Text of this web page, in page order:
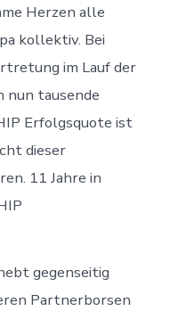
Herzen alle
kollektiv. Bei
im Lauf der
nun tausende
Erfolgsquote ist
dieser
11 Jahre in
gegenseitig
Partnerborsen